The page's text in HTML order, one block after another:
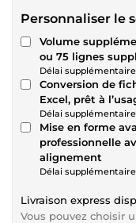
Personnaliser le
Volume
ou 75 lignes
Délai supplémentaire
Conversion de
Excel, prêt à
Délai supplémentaire
Mise en forme
professionnelle
alignement
Délai supplémentaire
Livraison express
Vous pouvez choisir